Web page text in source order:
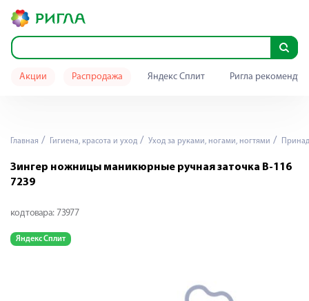
Акции Распродажа Яндекс Сплит Ригла
Главная Гигиена, красота и уход Уход за руками, ногами, ногтями
Зингер ножницы маникюрные ручная заточка B-116
7239
код товара: 73977
Яндекс Сплит